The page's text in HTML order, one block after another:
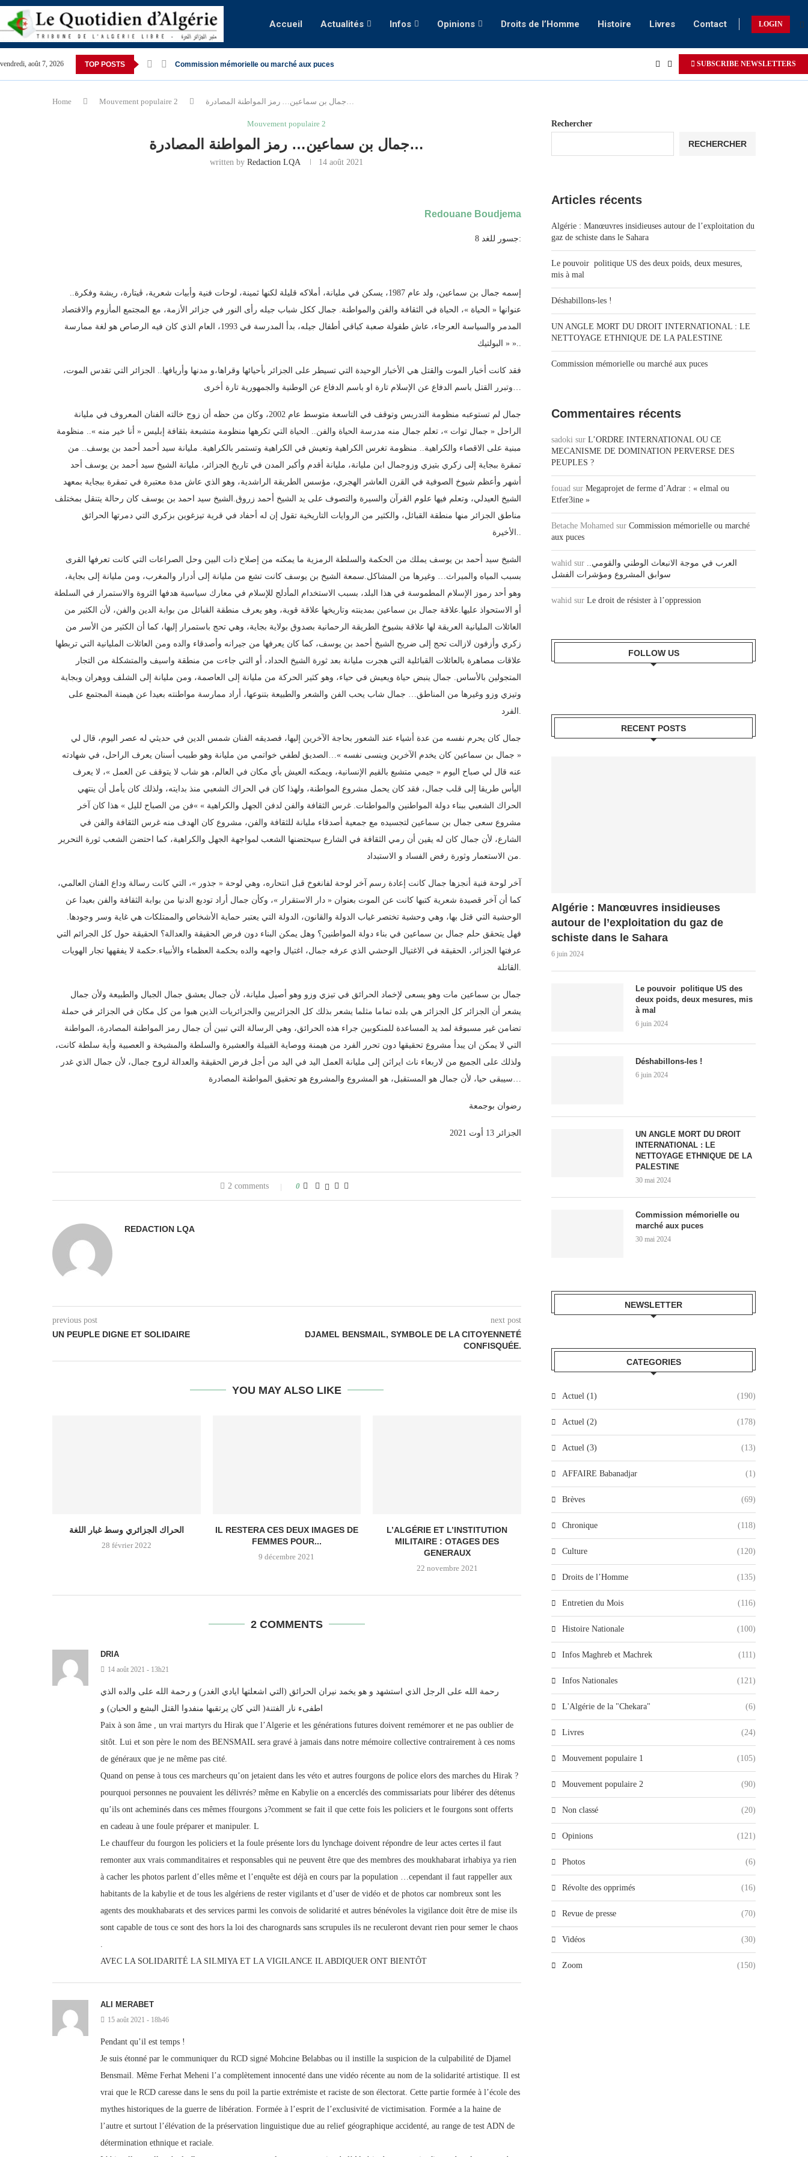
Accueil Actualités Infos Opinions Droits de l’Homme Histoire Livres Contact LOGIN
vendredi, août 7, 2026 TOP POSTS Commission mémorielle ou marché aux puces SUBSCRIBE NEWSLETTERS
Home Mouvement populaire 2 جمال بن سماعين… رمز المواطنة المصادرة…
Mouvement populaire 2
جمال بن سماعين… رمز المواطنة المصادرة…
written byRedaction LQA 14 août 2021
Redouane Boudjema
جسور للغد 8:
إسمه جمال بن سماعين، ولد عام 1987، يسكن في مليانة، أملاكه قليلة لكنها ثمينة، لوحات فنية وأبيات شعرية، ڤيتارة، ريشة وفكرة..
عنوانها « الحياة »، الحياة في الثقافة والفن والمواطنة. جمال ككل شباب جيله رأى النور في جزائر الأزمة، مع المجتمع المأزوم والاقتصاد
المدمر والسياسة العرجاء، عاش طفولة صعبة كباقي أطفال جيله، بدأ المدرسة في 1993، العام الذي كان فيه الرصاص هو لغة ممارسة
« البولتيك »..
فقد كانت أخبار الموت والقتل هي الأخبار الوحيدة التي تسيطر على الجزائر بأحيائها وقراها،و مدنها وأريافها.. الجزائر التي تقدس الموت،
وتبرر القتل باسم الدفاع عن الإسلام تارة او باسم الدفاع عن الوطنية والجمهورية تارة أخرى…
جمال لم تستوعبه منظومة التدريس وتوقف في التاسعة متوسط عام 2002، وكان من حظه أن زوج خالته الفنان المعروف في مليانة
الراحل « جمال توات »، تعلم جمال منه مدرسة الحياة والفن.. الحياة التي تكرهها منظومة متشبعة بثقافة إبليس « أنا خير منه ».. منظومة
مبنية على الاقصاء والكراهية.. منظومة تغرس الكراهية وتعيش في الكراهية وتستمر بالكراهية. مليانة سيد أحمد أحمد بن يوسف.. من
تمقرة ببجاية إلى زكري بتيزي وزوجمال ابن مليانة، مليانة أقدم وأكبر المدن في تاريخ الجزائر، مليانة الشيخ سيد أحمد بن يوسف أحد
أشهر وأعظم شيوخ الصوفية في القرن العاشر الهجري، مؤسس الطريقة الراشدية، وهو الذي عاش مدة معتبرة في تمقرة ببجاية بمعهد
الشيخ العيدلي، وتعلم فيها علوم القرآن والسيرة والتصوف على يد الشيخ أحمد زروق.الشيخ سيد احمد بن يوسف كان رحالة يتنقل بمختلف
مناطق الجزائر منها منطقة القبائل، والكثير من الروايات التاريخية تقول إن له أحفاد في قرية تيزغوين بزكري التي دمرتها الحرائق
الأخيرة..
الشيخ سيد أحمد بن يوسف يملك من الحكمة والسلطة الرمزية ما يمكنه من إصلاح ذات البين وحل الصراعات التي كانت تعرفها القرى
بسبب المياه والميراث… وغيرها من المشاكل.سمعة الشيخ بن يوسف كانت تشع من مليانة إلى أدرار والمغرب، ومن مليانة إلى بجاية،
وهو أحد رموز الإسلام المطموسة في هذا البلد، بسبب الاستخدام المأدلج للإسلام في معارك سياسية هدفها الثروة والاستمرار في السلطة
أو الاستحواذ عليها.علاقة جمال بن سماعين بمدينته وتاريخها علاقة قوية، وهو يعرف منطقة القبائل من بوابة الدين والفن، لأن الكثير من
العائلات المليانية العريقة لها علاقة بشيوخ الطريقة الرحمانية بصدوق بولاية بجاية، وهي تحج باستمرار إليها، كما أن الكثير من الأسر من
زكري وأزفون لازالت تحج إلى ضريح الشيخ أحمد بن يوسف، كما كان يعرفها من جيرانه وأصدقاء والده ومن العائلات المليانية التي تربطها
علاقات مصاهرة بالعائلات القبائلية التي هجرت مليانة بعد ثورة الشيخ الحداد، أو التي جاءت من منطقة واسيف والمتشكلة من التجار
المتجولين بالأساس. جمال ينبض حياة ويعيش في حياء، وهو كثير الحركة من مليانة إلى العاصمة، ومن مليانة إلى الشلف ووهران وبجاية
وتيزي وزو وغيرها من المناطق… جمال شاب يحب الفن والشعر والطبيعة بتنوعها، أراد ممارسة مواطنته بعيدا عن هيمنة المجتمع على
الفرد.
جمال كان يحرم نفسه من عدة أشياء عند الشعور بحاجة الآخرين إليها، فصديقه الفنان شمس الدين في حديثي له عصر اليوم، قال لي
« جمال بن سماعين كان يخدم الآخرين وينسى نفسه »…الصديق لطفي خواتمي من مليانة وهو طبيب أسنان يعرف الراحل، في شهادته
عنه قال لي صباح اليوم « جيمي متشبع بالقيم الإنسانية، ويمكنه العيش بأي مكان في العالم، هو شاب لا يتوقف عن العمل »، لا يعرف
اليأس طريقا إلى قلب جمال، فقد كان يحمل مشروع المواطنة، ولهذا كان في الحراك الشعبي منذ بدايته، ولذلك كان يأمل أن ينتهي
الحراك الشعبي ببناء دولة المواطنين والمواطنات. غرس الثقافة والفن لدفن الجهل والكراهية » »فن من الصباح لليل » هذا كان آخر
مشروع سعى جمال بن سماعين لتجسيده مع جمعية أصدقاء مليانة للثقافة والفن، مشروع كان الهدف منه غرس الثقافة والفن في
الشارع، لأن جمال كان له يقين أن رمي الثقافة في الشارع سيحتضنها الشعب لمواجهة الجهل والكراهية، كما احتضن الشعب ثورة التحرير
من الاستعمار وثورة رفض الفساد و الاستبداد.
آخر لوحة فنية أنجزها جمال كانت إعادة رسم آخر لوحة لفانغوخ قبل انتحاره، وهي لوحة « جذور »، التي كانت رسالة وداع الفنان العالمي،
كما أن آخر قصيدة شعرية كتبها كانت عن الموت بعنوان « دار الاستقرار »، وكأن جمال أراد توديع الدنيا من بوابة الثقافة والفن بعيدا عن
الوحشية التي قتل بها، وهي وحشية تختصر غياب الدولة والقانون، الدولة التي يعتبر حماية الأشخاص والممتلكات هي غاية وسر وجودها.
فهل يتحقق حلم جمال بن سماعين في بناء دولة المواطنين؟ وهل يمكن البناء دون فرض الحقيقة والعدالة؟ الحقيقة حول كل الجرائم التي
عرفتها الجزائر، الحقيقة في الاغتيال الوحشي الذي عرفه جمال، اغتيال واجهه والده بحكمة العظماء والأنبياء.حكمة لا يفقهها تجار الهويات
القاتلة.
جمال بن سماعين مات وهو يسعى لإخماد الحرائق في تيزي وزو وهو أصيل مليانة، لأن جمال يعشق جمال الجبال والطبيعة ولأن جمال
يشعر أن الجزائر كل الجزائر هي بلده تماما مثلما يشعر بذلك كل الجزائريين والجزائريات الذين هبوا من كل مكان في الجزائر في حملة
تضامن غير مسبوقة لمد يد المساعدة للمنكوبين جراء هذه الحرائق، وهي الرسالة التي تبين أن جمال رمز المواطنة المصادرة، المواطنة
التي لا يمكن ان يبدأ مشروع تحقيقها دون تحرر الفرد من هيمنة ووصاية القبيلة والعشيرة والسلطة والمشيخة و العصبية وأية سلطة كانت،
ولذلك على الجميع من لاربعاء ناث ايراثن إلى مليانة العمل اليد في اليد من أجل فرض الحقيقة والعدالة لروح جمال، لأن جمال الذي غدر
سيبقى حيا، لأن جمال هو المستقبل، هو المشروع والمشروع هو تحقيق المواطنة المصادرة…
رضوان بوجمعة
الجزائر 13 أوت 2021
2 comments 0
REDACTION LQA
previous post
UN PEUPLE DIGNE ET SOLIDAIRE
next post
DJAMEL BENSMAIL, SYMBOLE DE LA CITOYENNETÉ
CONFISQUÉE.
YOU MAY ALSO LIKE
الحراك الجزائري وسط غبار اللغة
28 février 2022
IL RESTERA CES DEUX IMAGES DE
FEMMES POUR...
9 décembre 2021
L’ALGÉRIE ET L’INSTITUTION
MILITAIRE : OTAGES DES
GENERAUX
22 novembre 2021
2 COMMENTS
DRIA
14 août 2021 - 13h21
رحمة الله على الرجل الذي استشهد و هو يخمد نيران الحرائق (التي اشعلتها ايادي الغدر) و رحمة الله على والده الذي
اطفىء نار الفتنة( التي كان يرتقبها منفدوا القتل البشع و الحبان) و
Paix à son âme , un vrai martyrs du Hirak que l’Algerie et les générations futures doivent remémorer et ne pas oublier de
sitôt. Lui et son père le nom des BENSMAIL sera gravé à jamais dans notre mémoire collective contrairement à ces noms
de généraux que je ne même pas cité.
Quand on pense à tous ces marcheurs qu’on jetaient dans les véto et autres fourgons de police elors des marches du Hirak ?
pourquoi personnes ne pouvaient les délivrés? même en Kabylie on a encerclés des commissariats pour libérer des détenus
qu’ils ont acheminés dans ces mêmes ffourgons ذ?comment se fait il que cette fois les policiers et le fourgons sont offerts
en cadeau à une foule préparer et manipuler. L
Le chauffeur du fourgon les policiers et la foule présente lors du lynchage doivent répondre de leur actes certes il faut
remonter aux vrais commanditaires et responsables qui ne peuvent être que des membres des moukhabarat irhabiya ya rien
à cacher les photos parlent d’elles même et l’enquête est déjà en cours par la population …cependant il faut rappeller aux
habitants de la kabylie et de tous les algériens de rester vigilants et d’user de vidéo et de photos car nombreux sont les
agents des moukhabarats et des services parmi les convois de solidarité et autres bénévoles la vigilance doit être de mise ils
sont capable de tous ce sont des hors la loi des charognards sans scrupules ils ne reculeront devant rien pour semer le chaos
.
AVEC LA SOLIDARITÉ LA SILMIYA ET LA VIGILANCE IL ABDIQUER ONT BIENTÔT
ALI MERABET
15 août 2021 - 18h46
Pendant qu’il est temps !
Je suis étonné par le communiquer du RCD signé Mohcine Belabbas ou il instille la suspicion de la culpabilité de Djamel
Bensmail. Même Ferhat Meheni l’a complètement innocenté dans une vidéo récente au nom de la solidarité artistique. Il est
vrai que le RCD caresse dans le sens du poil la partie extrémiste et raciste de son électorat. Cette partie formée à l’école des
mythes historiques de la guerre de libération. Formée à l’esprit de l’exclusivité de victimisation. Formée a la haine de
l’autre et surtout l’élévation de la préservation linguistique due au relief géographique accidenté, au range de test ADN de
détermination ethnique et raciale.
Rechercher
RECHERCHER
Articles récents
Algérie : Manœuvres insidieuses autour de l’exploitation du
gaz de schiste dans le Sahara
Le pouvoir politique US des deux poids, deux mesures,
mis à mal
Déshabillons-les !
UN ANGLE MORT DU DROIT INTERNATIONAL : LE
NETTOYAGE ETHNIQUE DE LA PALESTINE
Commission mémorielle ou marché aux puces
Commentaires récents
sadoki sur L’ORDRE INTERNATIONAL OU CE
MECANISME DE DOMINATION PERVERSE DES
PEUPLES ?
fouad sur Megaprojet de ferme d’Adrar : « elmal ou
Etfer3ine »
Betache Mohamed sur Commission mémorielle ou marché
aux puces
wahid sur العرب في موجة الانبعاث الوطني والقومي..
سوابق المشروع ومؤشرات الفشل
wahid sur Le droit de résister à l’oppression
FOLLOW US
RECENT POSTS
Algérie : Manœuvres insidieuses
autour de l’exploitation du gaz de
schiste dans le Sahara
6 juin 2024
Le pouvoir politique US des
deux poids, deux mesures, mis
à mal
6 juin 2024
Déshabillons-les !
6 juin 2024
UN ANGLE MORT DU DROIT
INTERNATIONAL : LE
NETTOYAGE ETHNIQUE DE LA
PALESTINE
30 mai 2024
Commission mémorielle ou
marché aux puces
30 mai 2024
NEWSLETTER
CATEGORIES
Actuel (1) (190)
Actuel (2) (178)
Actuel (3) (13)
AFFAIRE Babanadjar (1)
Brèves (69)
Chronique (118)
Culture (120)
Droits de l’Homme (135)
Entretien du Mois (116)
Histoire Nationale (100)
Infos Maghreb et Machrek (111)
Infos Nationales (121)
L'Algérie de la "Chekara" (6)
Livres (24)
Mouvement populaire 1 (105)
Mouvement populaire 2 (90)
Non classé (20)
Opinions (121)
Photos (6)
Révolte des opprimés (16)
Revue de presse (70)
Vidéos (30)
Zoom (150)